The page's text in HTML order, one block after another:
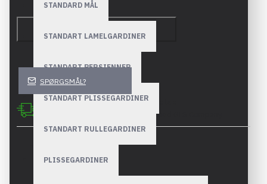
STANDARD MÅL
STANDART LAMELGARDINER
STANDART PERSIENNER
STANDART PLISSEGARDINER
STANDART RULLEGARDINER
PLISSEGARDINER
SPØRGSMÅL?
Kvalitet og sikker forsendelse
Dine produkter sendes sikkert med GLS Company.
Stock: